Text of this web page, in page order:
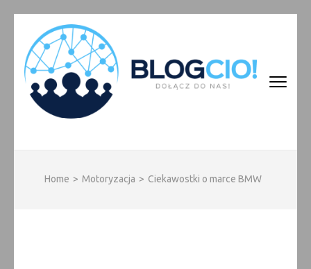
content
(Press
Enter)
Home > Motoryzacja > Ciekawostki o marce BMW